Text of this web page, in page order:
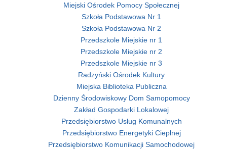
Miejski Ośrodek Pomocy Społecznej
Szkoła Podstawowa Nr 1
Szkoła Podstawowa Nr 2
Przedszkole Miejskie nr 1
Przedszkole Miejskie nr 2
Przedszkole Miejskie nr 3
Radzyński Ośrodek Kultury
Miejska Biblioteka Publiczna
Dzienny Środowiskowy Dom Samopomocy
Zakład Gospodarki Lokalowej
Przedsiębiorstwo Usług Komunalnych
Przedsiębiorstwo Energetyki Cieplnej
Przedsiębiorstwo Komunikacji Samochodowej